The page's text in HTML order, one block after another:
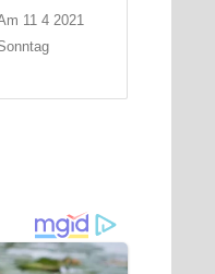
11 4 2021